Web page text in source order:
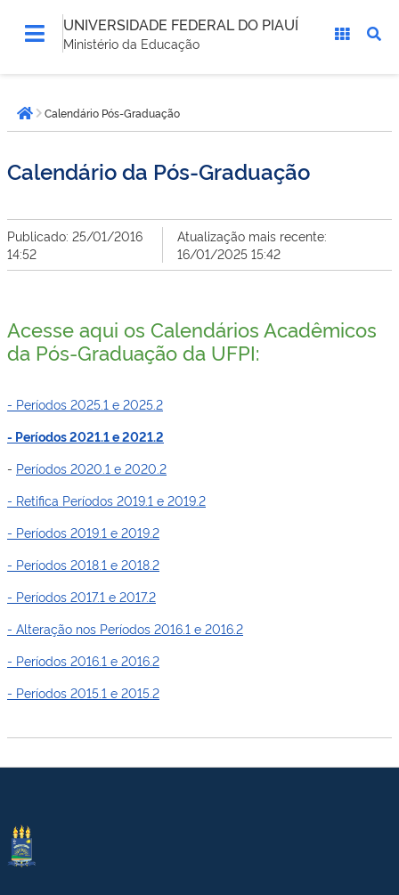
UNIVERSIDADE FEDERAL DO PIAUÍ
Ministério da Educação
está
aqui:Página inicial
Calendário Pós-Graduação
Calendário da Pós-Graduação
Publicado: 25/01/2016
14:52
Atualização mais recente:
16/01/2025 15:42
Acesse aqui os Calendários Acadêmicos
da Pós-Graduação da UFPI:
- Períodos 2025.1 e 2025.2
- Períodos 2021.1 e 2021.2
- Períodos 2020.1 e 2020.2
- Retifica Períodos 2019.1 e 2019.2
- Períodos 2019.1 e 2019.2
- Períodos 2018.1 e 2018.2
- Períodos 2017.1 e 2017.2
- Alteração nos Períodos 2016.1 e 2016.2
- Períodos 2016.1 e 2016.2
- Períodos 2015.1 e 2015.2